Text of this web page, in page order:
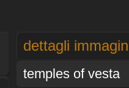
dettagli
temples of vesta